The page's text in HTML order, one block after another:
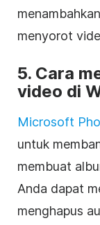
menyorot
5. Cara
video di
Microsoft
untuk
membuat
Anda dapat
menghapus